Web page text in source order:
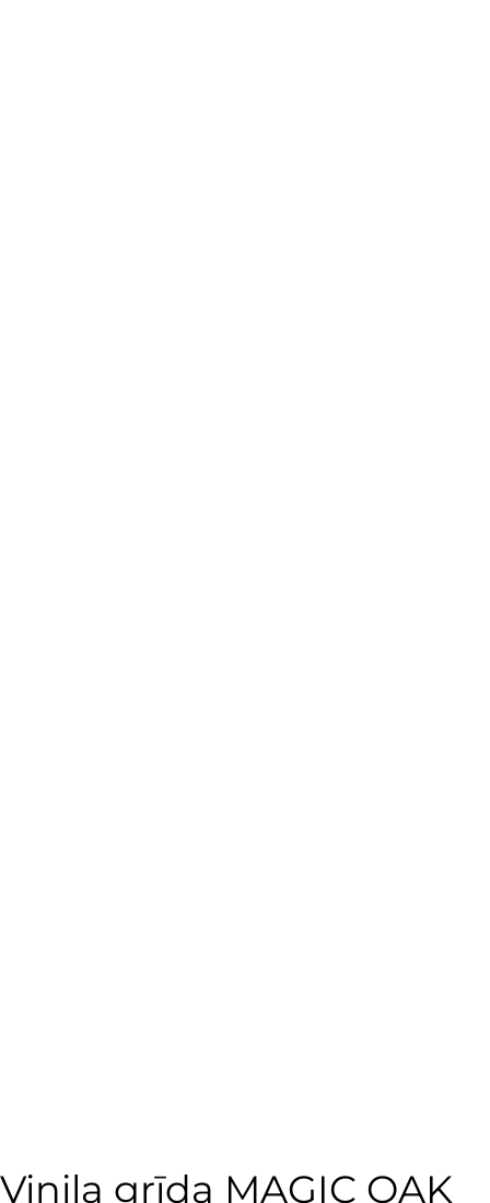
Vinila grīda MAGIC OAK